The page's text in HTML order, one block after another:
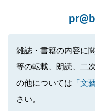
雑誌・書籍の内容に
等の転載、朗読、二
の他については 「文
さい。